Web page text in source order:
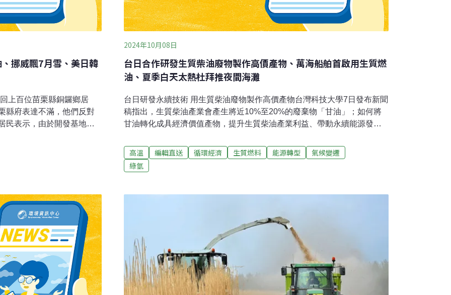
挪威飄7月雪、美日韓
上百位苗栗縣銅鑼鄉居
縣府表達不滿，他們反對
民表示，由於開發基地位
台灣農林公司前抗議，痛
達訴求，現場高喊「環
療採樣工作坊」，整合醫
環衛安全。 （公視新聞網
2024年10月08日
台日合作研發生質柴油廢物製作高價產物、萬海船舶首啟用生質燃
油、夏季白天太熱杜拜推夜間海灘
台日研發永續技術 用生質柴油廢物製作高價產物台灣科技大學7日發布新聞
稿指出，生質柴油產業會產生將近10%至20%的廢棄物「甘油」；如何將
甘油轉化成具經濟價值產物，提升生質柴油產業利益、帶動永續能源發
使用「鎳電極」進行實驗，並調整甘油-硼酸根比例，就能用更低成本處理
甘油，並提升高價值「二羥基丙酮」及綠氫的產量。（中央社報導）萬海
啟用生質燃油 估減少20%碳排量萬海近年來持續進行船舶設備升級，降低
2050年減排目標，開始在全球船隊使用生質燃油，首艘導入目前航行於遠
高溫 編輯直送 循環經濟 生質燃料 能源轉型
氣候變遷
綠氫